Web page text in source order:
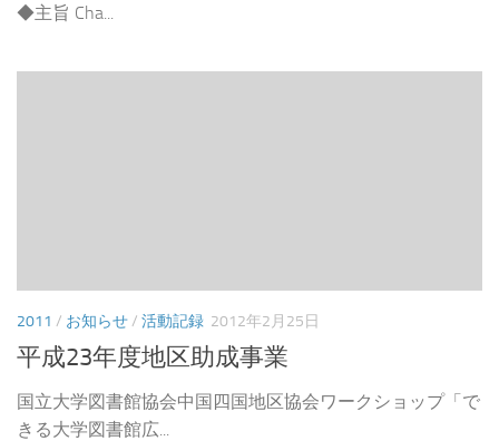
◆主旨 Cha...
2011 / お知らせ/ 活動記録 2012年2月25日
平成23年度地区助成事業
国立大学図書館協会中国四国地区協会ワークショップ「で
きる大学図書館広...